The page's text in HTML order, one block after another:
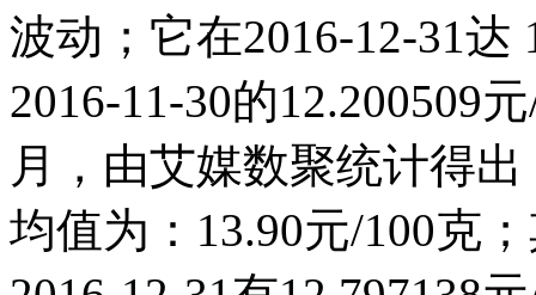
波动；它在2016-12-31达
2016-11-30的12.200509
月，由艾媒数聚统计得
均值为：13.90元/100克